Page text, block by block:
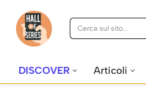
Vai
DISCOVER Articoli